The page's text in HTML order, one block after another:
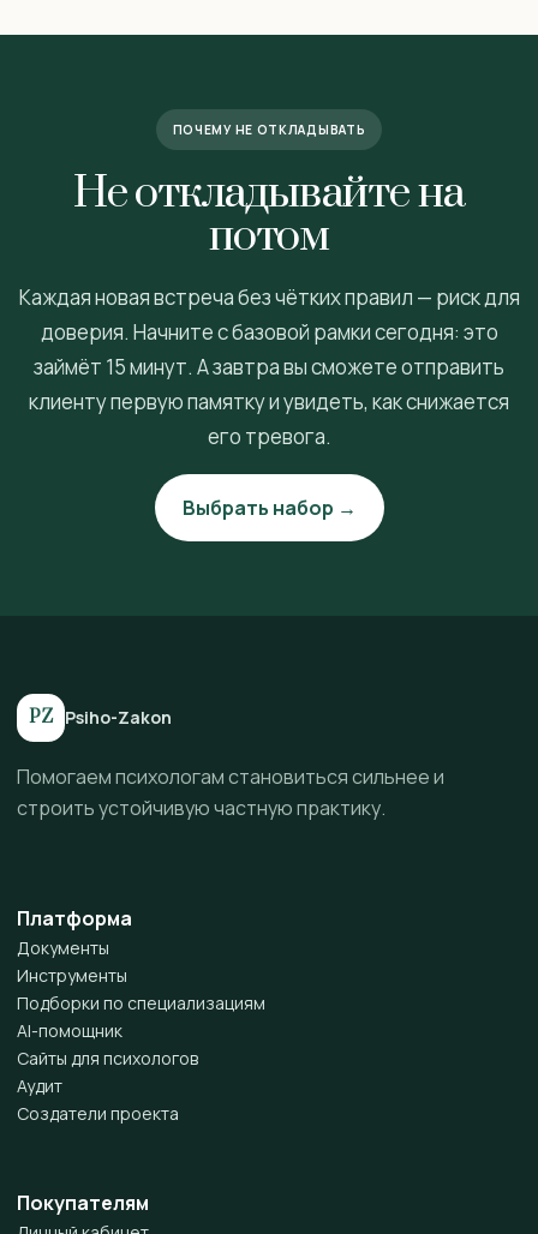
ПОЧЕМУ НЕ ОТКЛАДЫВАТЬ
Не откладывайте на
потом
Каждая новая встреча без чётких правил — риск для
доверия. Начните с базовой рамки сегодня: это
займёт 15 минут. А завтра вы сможете отправить
клиенту первую памятку и увидеть, как снижается
его тревога.
Выбрать набор →
PZ Psiho-Zakon
Помогаем психологам становиться сильнее и
строить устойчивую частную практику.
Платформа
Документы
Инструменты
Подборки по специализациям
AI-помощник
Сайты для психологов
Аудит
Создатели проекта
Покупателям